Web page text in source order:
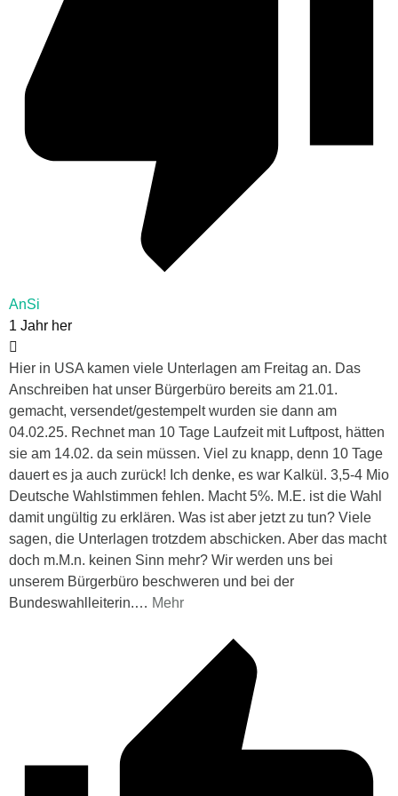
AnSi
1 Jahr her
Hier in USA kamen viele Unterlagen am Freitag an. Das
Anschreiben hat unser Bürgerbüro bereits am 21.01.
gemacht, versendet/gestempelt wurden sie dann am
04.02.25. Rechnet man 10 Tage Laufzeit mit Luftpost, hätten
sie am 14.02. da sein müssen. Viel zu knapp, denn 10 Tage
dauert es ja auch zurück! Ich denke, es war Kalkül. 3,5-4 Mio
Deutsche Wahlstimmen fehlen. Macht 5%. M.E. ist die Wahl
damit ungültig zu erklären. Was ist aber jetzt zu tun? Viele
sagen, die Unterlagen trotzdem abschicken. Aber das macht
doch m.M.n. keinen Sinn mehr? Wir werden uns bei
unserem Bürgerbüro beschweren und bei der
Bundeswahlleiterin.… Mehr